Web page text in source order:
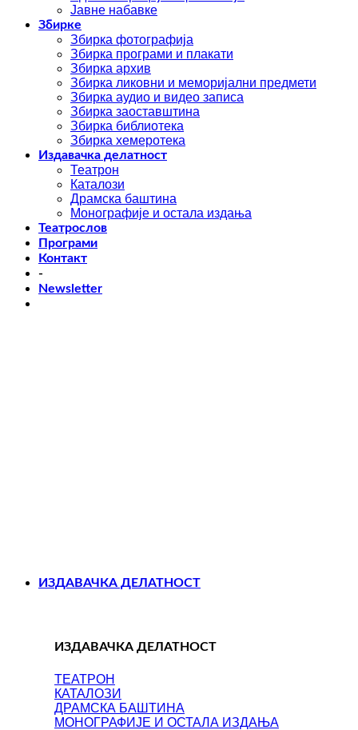
ИЗДАВАЧКА ДЕЛАТНОСТ
ИЗДАВАЧКА ДЕЛАТНОСТ
ТЕАТРОН
КАТАЛОЗИ
ДРАМСКА БАШТИНА
МОНОГРАФИЈЕ И ОСТАЛА ИЗДАЊА
Јавне набавке
Збирке
Збирка фотографија
Збирка програми и плакати
Збирка архив
Збирка ликовни и меморијални предмети
Збирка аудио и видео записа
Збирка заоставштина
Збирка библиотека
Збирка хемеротека
Издавачка делатност
Театрон
Каталози
Драмска баштина
Монографије и остала издања
Театрослов
Програми
Контакт
-
Newsletter